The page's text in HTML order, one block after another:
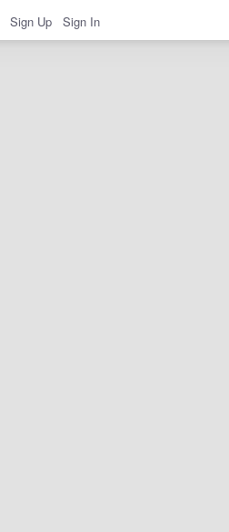
Sign Up Sign In